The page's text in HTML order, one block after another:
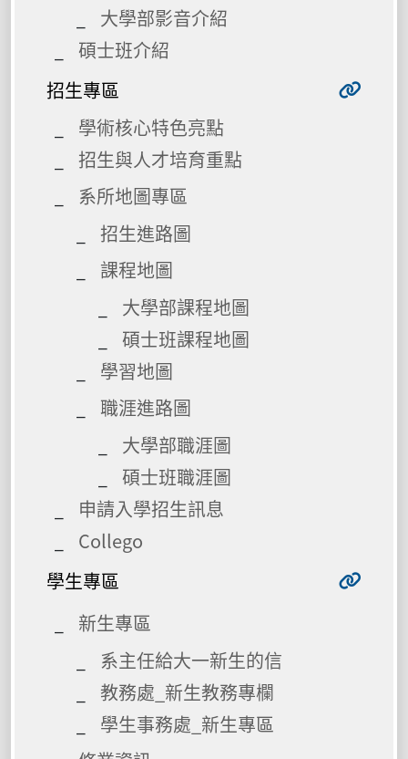
大學部影音介紹
碩士班介紹
招生專區
學術核心特色亮點
招生與人才培育重點
系所地圖專區
招生進路圖
課程地圖
大學部課程地圖
碩士班課程地圖
學習地圖
職涯進路圖
大學部職涯圖
碩士班職涯圖
申請入學招生訊息
Collego
學生專區
新生專區
系主任給大一新生的信
教務處_新生教務專欄
學生事務處_新生專區